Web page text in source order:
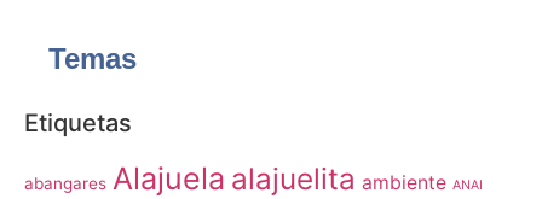
Temas
Etiquetas
abangares Alajuela alajuelita ambiente ANAI